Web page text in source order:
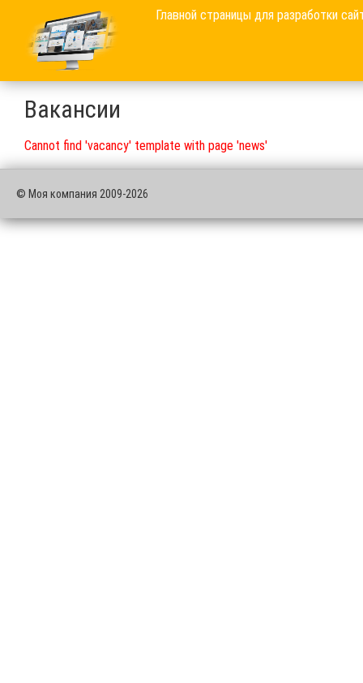
Главной страницы для разработки
Вакансии
Cannot find 'vacancy' template with page 'news'
© Моя компания 2009-2026